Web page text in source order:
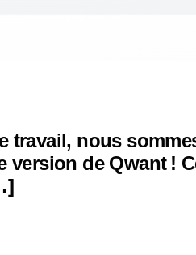
travail, nous
version de Qwant !